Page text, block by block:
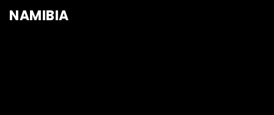
NAMIBIA